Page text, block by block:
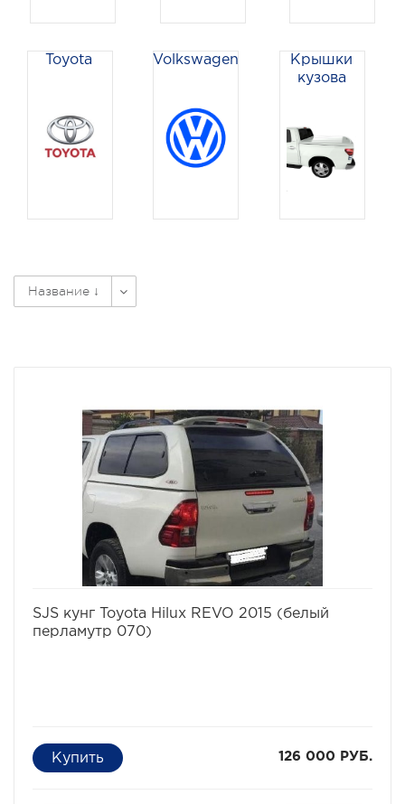
Toyota Volkswagen
Крышки
кузова
Название ↓
SJS кунг Toyota Hilux REVO 2015 (белый
перламутр 070)
126 000 РУБ.